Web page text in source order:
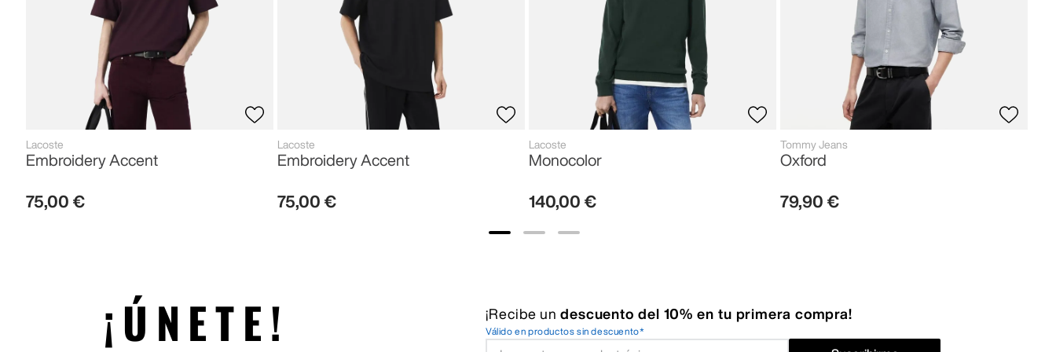
Lacoste
Embroidery Accent
75,00 €
Lacoste
Embroidery Accent
75,00 €
Lacoste
Monocolor
140,00 €
Tommy Jeans
Oxford
79,90 €
¡ÚNETE! ¡Recibe un descuento del 10% en tu primera compra!
Válido en productos sin descuento*